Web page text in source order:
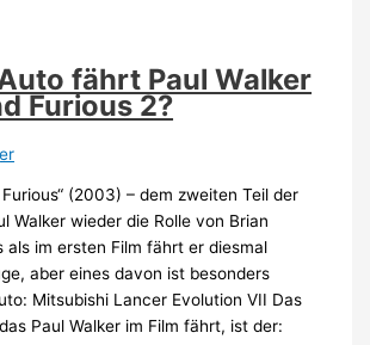
fährt Paul Walker
Furious 2?
(2003) – dem zweiten Teil der
Walker wieder die Rolle von Brian
als im ersten Film fährt er diesmal
aber eines davon ist besonders
Mitsubishi Lancer Evolution VII Das
Paul Walker im Film fährt, ist der: